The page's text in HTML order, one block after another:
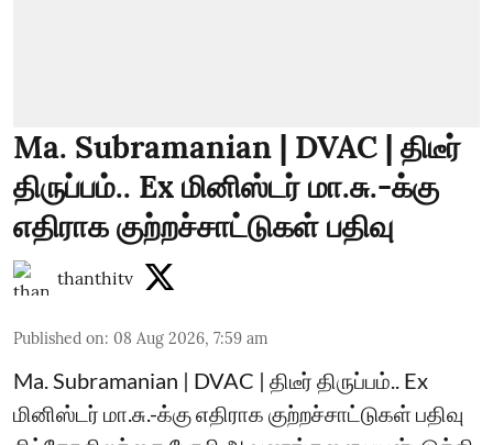
Ma. Subramanian | DVAC | திடீர்
திருப்பம்.. Ex மினிஸ்டர் மா.சு.-க்கு
எதிராக குற்றச்சாட்டுகள் பதிவு
thanthitv
Published on: 08 Aug 2026, 7:59 am
Ma. Subramanian | DVAC | திடீர் திருப்பம்.. Ex
மினிஸ்டர் மா.சு.-க்கு எதிராக குற்றச்சாட்டுகள் பதிவு